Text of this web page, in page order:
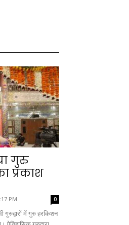
गुरु
प्रकाश
PM 0
में गुरु हरकिशन